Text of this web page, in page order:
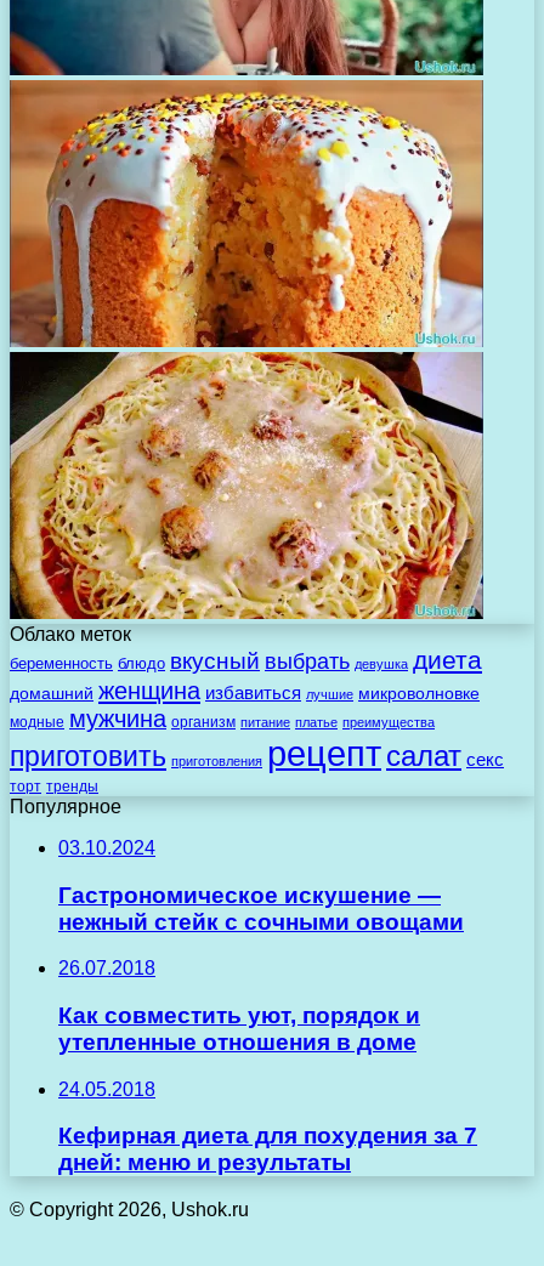
Облако меток
беременность блюдо вкусный выбрать девушка диета
домашний женщина избавиться лучшие микроволновке
модные мужчина организм питание платье преимущества
приготовить приготовления рецептсалат секс
торт тренды
Популярное
03.10.2024
Гастрономическое искушение —
нежный стейк с сочными овощами
26.07.2018
Как совместить уют, порядок и
утепленные отношения в доме
24.05.2018
Кефирная диета для похудения за 7
дней: меню и результаты
© Copyright 2026, Ushok.ru